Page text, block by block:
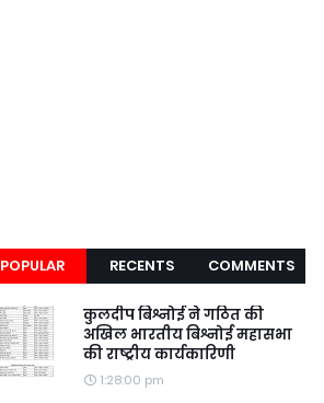
POPULAR RECENTS COMMENTS
कुलदीप बिश्नोई ने गठित की
अखिल भारतीय बिश्नोई महासभा
की राष्ट्रीय कार्यकारिणी
1:28:00 pm